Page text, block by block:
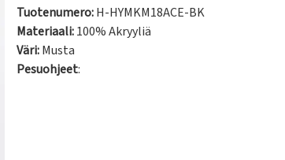
Tuotenumero:H-HYMKM18ACE-BK
Materiaali:100% Akryyliä
Väri:Musta
Pesuohjeet: